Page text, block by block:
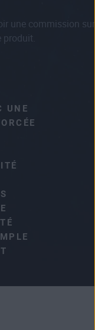
une commission sur
UNE